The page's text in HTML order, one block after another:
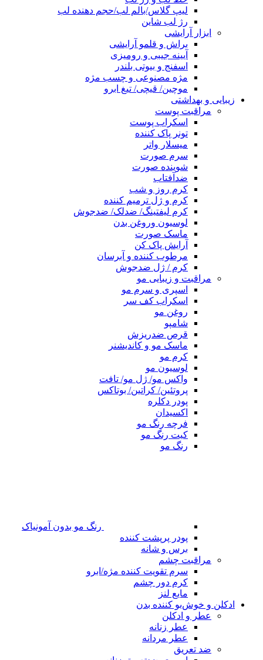
لیپ گلاس/بالم لب/حجم دهنده لب
رژ لب شاین
ابزار آرایشی
براش و قلمو آرایشی
آیینه جیبی و رومیزی
اسفنج و بیوتی بلندر
مژه مصنوعی و چسب مژه
موچین/ قیچی/ تیغ ابرو
زیبایی و بهداشتی
مراقبت پوست
اسکراب پوست
تونر پاک کننده
میسلار واتر
سرم صورت
شوینده صورت
ضدآفتاب
کرم روز و شب
کرم و ژل ترمیم کننده
کرم لیفتینگ/ ضدلک/ ضدجوش
لوسیون وروغن بدن
ماسک صورت
آرایش پاک کن
مرطوب کننده و آبرسان
کرم / ژل ضدجوش
مراقبت و زیبایی مو
اسپری و سرم مو
اسکراب کف سر
روغن مو
شامپو
قرص ضدریزش
ماسک مو و کاندیشنر
کرم مو
لوسیون مو
واکس مو/ ژل مو/ تافت
پروتئین/ کراتین/ بوتاکس
پودر دکلره
اکسیدان
فرچه رنگ مو
کیت رنگ مو
رنگ مو
رنگ مو بدون آمونیاک
پودر پرپشت کننده
برس و شانه
مراقبت چشم
سرم تقویت کننده مژه/ابرو
کرم دور چشم
مایع لنز
ادکلن و خوش‌بو کننده بدن
عطر و ادکلن
عطر زنانه
عطر مردانه
ضد تعریق